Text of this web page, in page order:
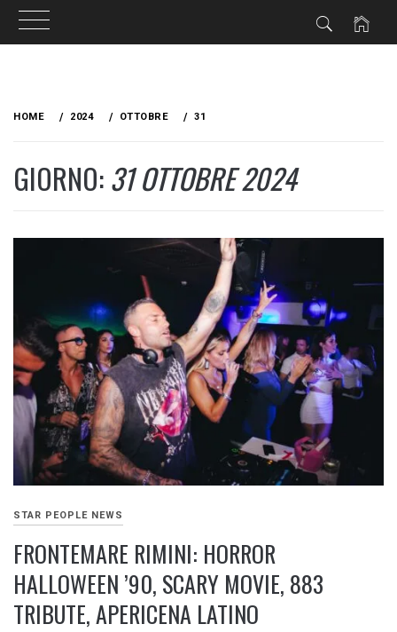
HOME 2024 OTTOBRE 31
GIORNO:31 OTTOBRE 2024
STAR PEOPLE NEWS
FRONTEMARE RIMINI: HORROR
HALLOWEEN ’90, SCARY MOVIE, 883
TRIBUTE, APERICENA LATINO